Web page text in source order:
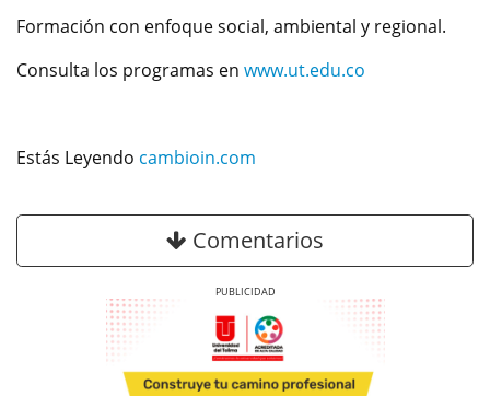
Formación con enfoque social, ambiental y regional.
Consulta los programas en www.ut.edu.co
Estás Leyendo cambioin.com
Comentarios